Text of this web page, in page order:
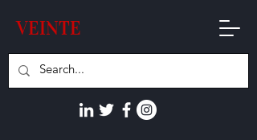
VEINTE